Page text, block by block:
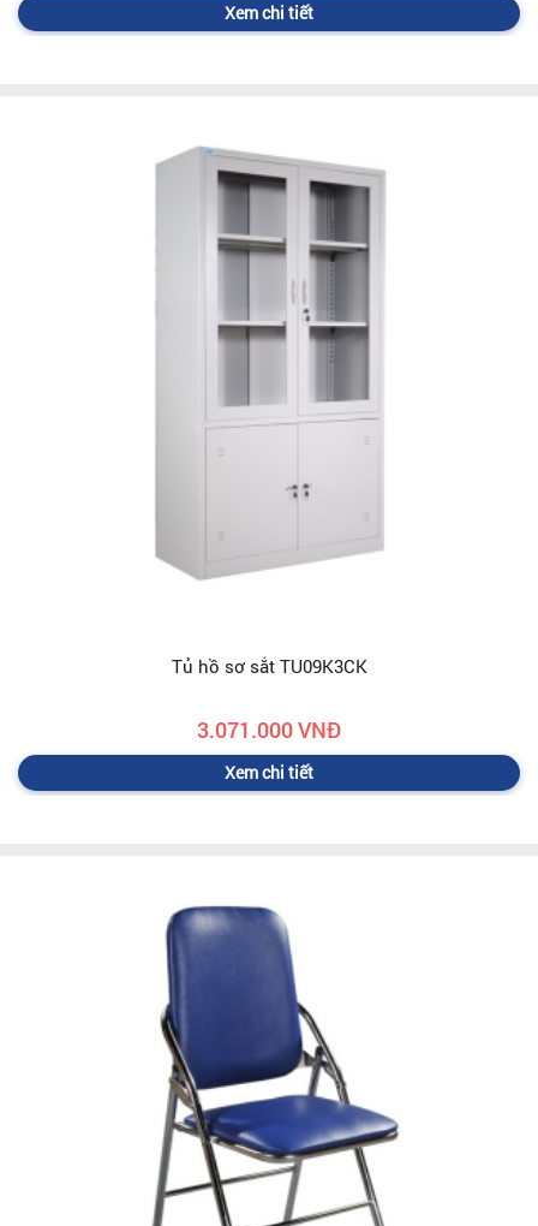
Xem chi tiết
Tủ hồ sơ sắt TU09K3CK
3.071.000 VNĐ
Xem chi tiết